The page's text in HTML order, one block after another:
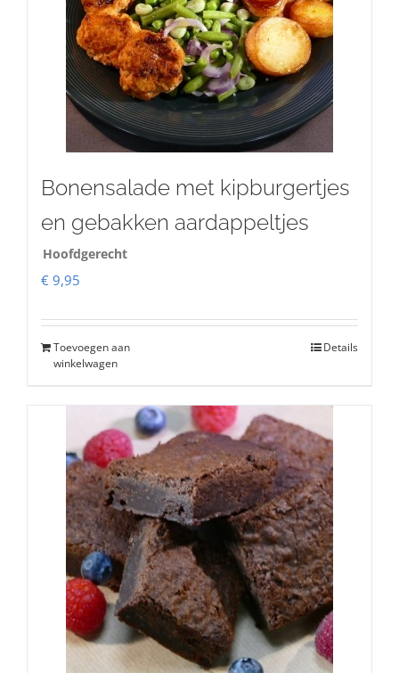
Bonensalade met kipburgertjes
en gebakken aardappeltjes
Hoofdgerecht
€ 9,95
Toevoegen aan
winkelwagen
Details